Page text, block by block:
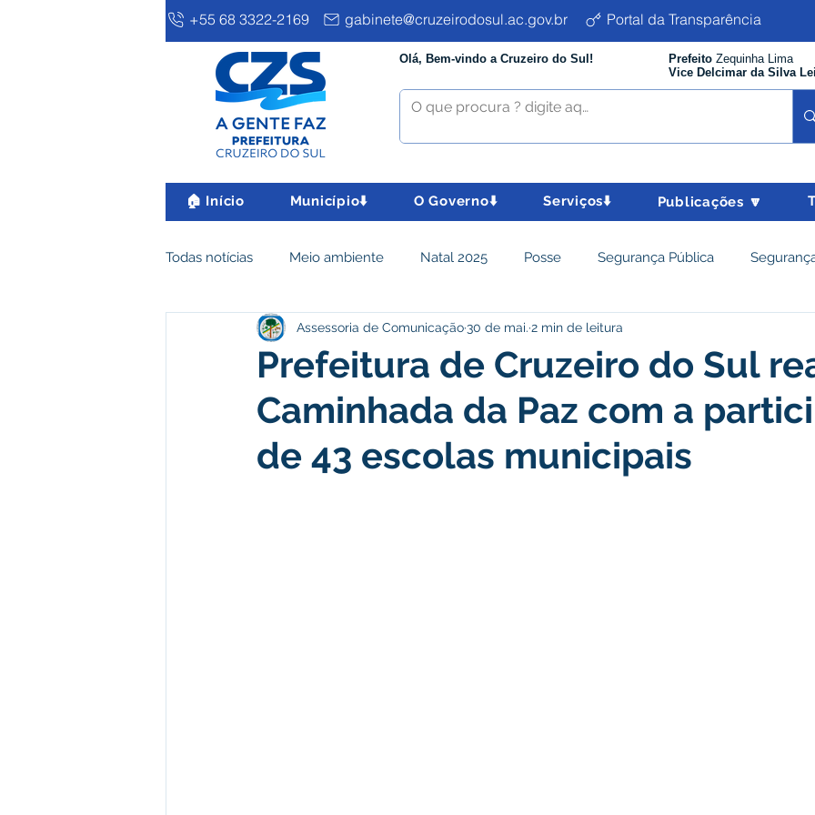
+55 68 3322-2169 gabinete@cruzeirodosul.ac.gov.br Portal da Transparência
Olá, Bem-vindo a Cruzeiro do Sul! Prefeito Zequinha Lima
Vice Delcimar da Silva
🏠 Início Município⬇️ O Governo⬇️ Serviços⬇️ Publicações 🔽
Todas notícias Meio ambiente Natal 2025 Posse Segurança Pública
Clima e Meio Ambiente Assistência Social e Cidadania Parcerias
Desenvolvimento econômico e turismo Tributos Departamento de Limpeza
Desenvolvimento econômico e turismo Transporte, Trânsito e Mobilidade
Prefeitura de Cruzeiro do Sul
Caminhada da Paz com a
de 43 escolas municipais
Assessoria de Comunicação30 de mai. 2 min de leitura